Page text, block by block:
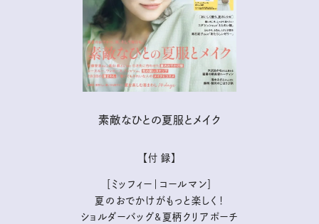
素敵なひとの夏服とメイク
【付 録】
［ミッフィー｜コールマン］
夏のおでかけがもっと楽しく！
ショルダーバッグ&夏柄クリアポーチ